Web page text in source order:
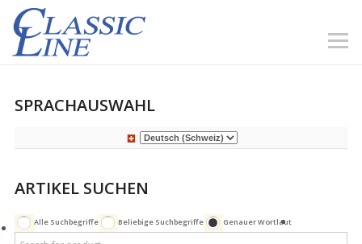
SPRACHAUSWAHL
ARTIKEL SUCHEN
Alle Suchbegriffe Beliebige Suchbegriffe Genauer Wortlaut